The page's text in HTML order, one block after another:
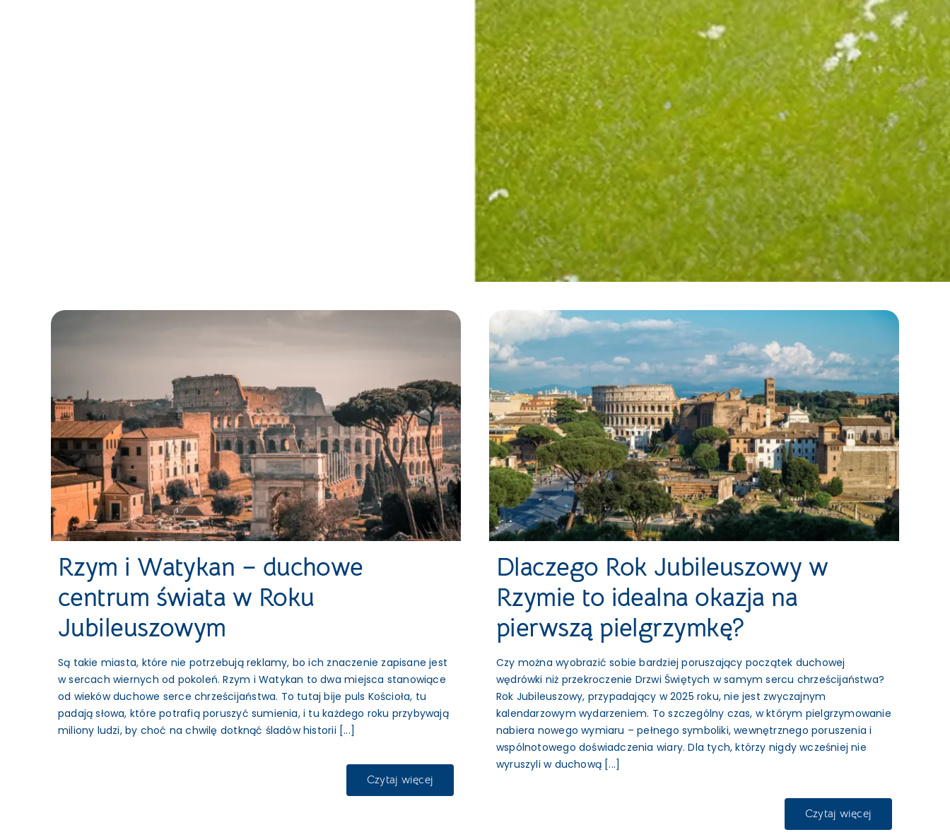
Rzym i Watykan – duchowe
centrum świata w Roku
Jubileuszowym
Są takie miasta, które nie potrzebują reklamy, bo ich znaczenie zapisane jest
w sercach wiernych od pokoleń. Rzym i Watykan to dwa miejsca stanowiące
od wieków duchowe serce chrześcijaństwa. To tutaj bije puls Kościoła, tu
padają słowa, które potrafią poruszyć sumienia, i tu każdego roku przybywają
miliony ludzi, by choć na chwilę dotknąć śladów historii [...]
Czytaj więcej
Dlaczego Rok Jubileuszowy w
Rzymie to idealna okazja na
pierwszą pielgrzymkę?
Czy można wyobrazić sobie bardziej poruszający początek duchowej
wędrówki niż przekroczenie Drzwi Świętych w samym sercu chrześcijaństwa?
Rok Jubileuszowy, przypadający w 2025 roku, nie jest zwyczajnym
kalendarzowym wydarzeniem. To szczególny czas, w którym pielgrzymowanie
nabiera nowego wymiaru – pełnego symboliki, wewnętrznego poruszenia i
wspólnotowego doświadczenia wiary. Dla tych, którzy nigdy wcześniej nie
wyruszyli w duchową [...]
Czytaj więcej